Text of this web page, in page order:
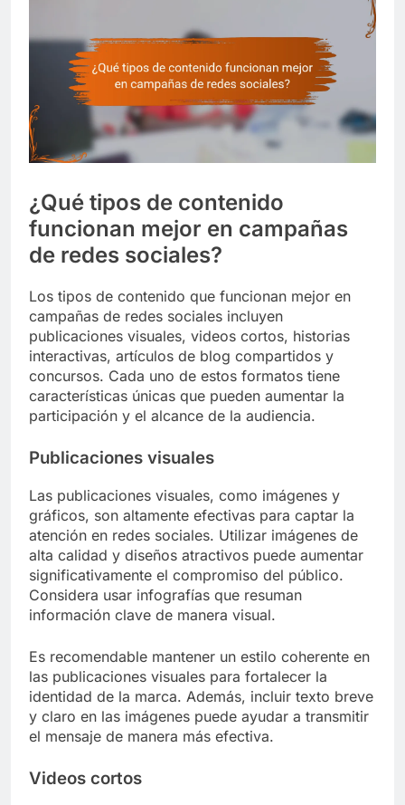
¿Qué tipos de contenido
funcionan mejor en campañas
de redes sociales?
Los tipos de contenido que funcionan mejor en
campañas de redes sociales incluyen
publicaciones visuales, videos cortos, historias
interactivas, artículos de blog compartidos y
concursos. Cada uno de estos formatos tiene
características únicas que pueden aumentar la
participación y el alcance de la audiencia.
Publicaciones visuales
Las publicaciones visuales, como imágenes y
gráficos, son altamente efectivas para captar la
atención en redes sociales. Utilizar imágenes de
alta calidad y diseños atractivos puede aumentar
significativamente el compromiso del público.
Considera usar infografías que resuman
información clave de manera visual.
Es recomendable mantener un estilo coherente en
las publicaciones visuales para fortalecer la
identidad de la marca. Además, incluir texto breve
y claro en las imágenes puede ayudar a transmitir
el mensaje de manera más efectiva.
Videos cortos